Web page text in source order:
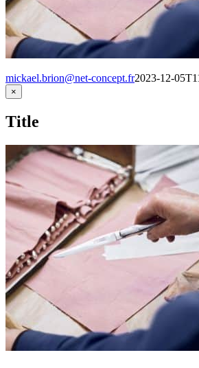
mickael.brion@net-concept.fr2023-12-
Close
product
view
×
Title